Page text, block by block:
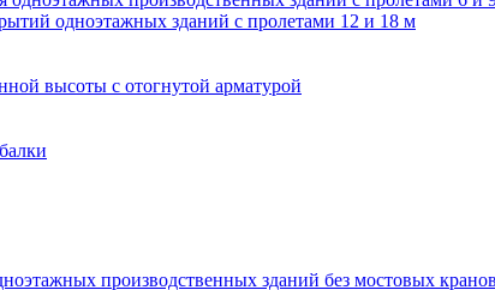
одноэтажных зданий с пролетами 12 и 18 м
высоты с отогнутой арматурой
производственных зданий без мостовых кранов